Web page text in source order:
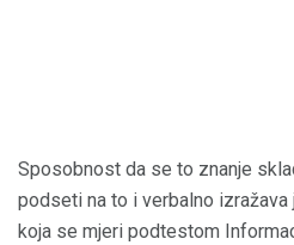
Sposobnost da se to znanje
podseti na to i verbalno
koja se mjeri podtestom